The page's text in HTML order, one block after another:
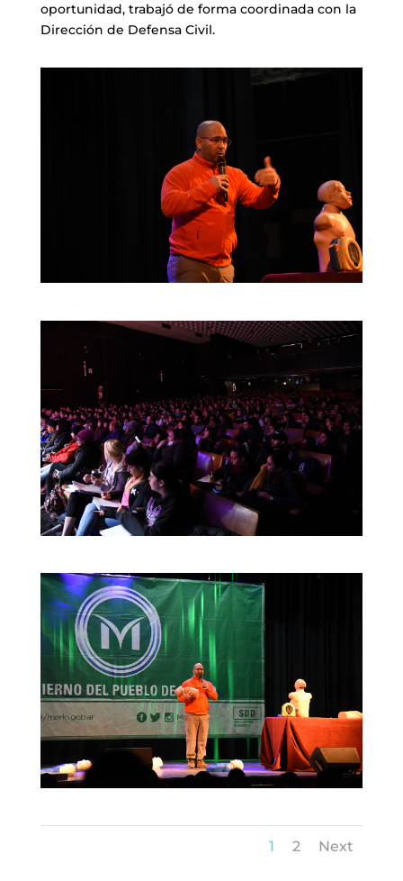
oportunidad, trabajó de forma coordinada con la
Dirección de Defensa Civil.
1 2 Next